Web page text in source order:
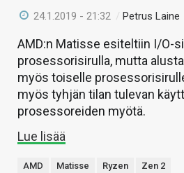
HAKU
24.1.2019 - 21:32 /Petrus Laine
AMD:n Matisse esiteltiin I/O-
prosessorisirulla, mutta
myös toiselle
myös tyhjän tilan tulevan
prosessoreiden myötä.
Lue lisää
AMD Matisse Ryzen Zen 2